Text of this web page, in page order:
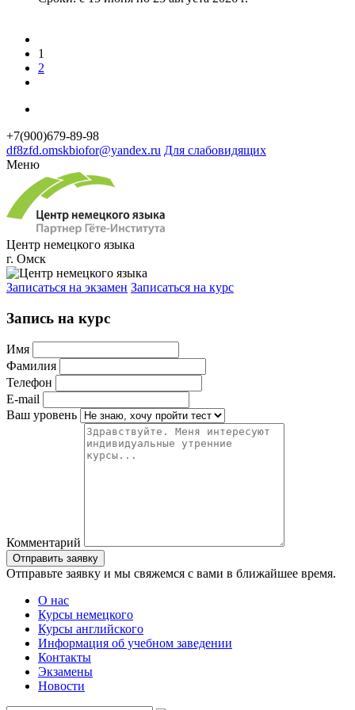
1
2
+7(900)679-89-98
df8zfd.omskbiofor@yandex.ru Для слабовидящих
Меню
Центр немецкого языка
г. Омск
Записаться на экзамен Записаться на курс
Запись на курс
Имя
Фамилия
Телефон
E-mail
Ваш уровень
Комментарий
Отправьте заявку и мы свяжемся с вами в ближайшее время.
О нас
Курсы немецкого
Курсы английского
Информация об учебном заведении
Контакты
Экзамены
Новости